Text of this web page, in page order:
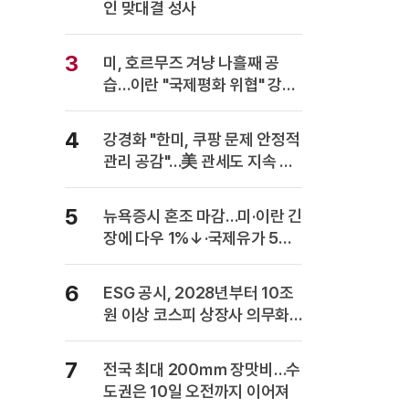
인 맞대결 성사
3
미, 호르무즈 겨냥 나흘째 공
습…이란 "국제평화 위협" 강력
반발
4
강경화 "한미, 쿠팡 문제 안정적
관리 공감"…美 관세도 지속 협
의
5
뉴욕증시 혼조 마감…미·이란 긴
장에 다우 1%↓·국제유가 5%
급등
6
ESG 공시, 2028년부터 10조
원 이상 코스피 상장사 의무화…
사업보고서에 담는다
7
전국 최대 200㎜ 장맛비…수
도권은 10일 오전까지 이어져